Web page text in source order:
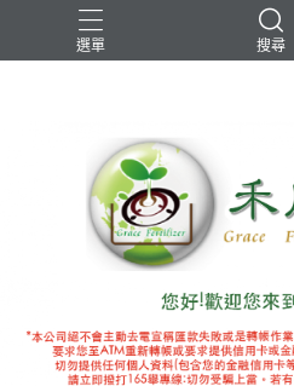
選單 搜尋
國產推薦補助 有機審字號肥料